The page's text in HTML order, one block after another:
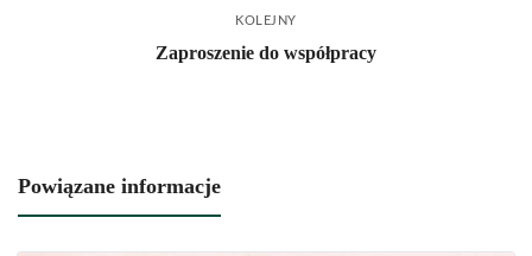
KOLEJNY
Zaproszenie do współpracy
Powiązane informacje